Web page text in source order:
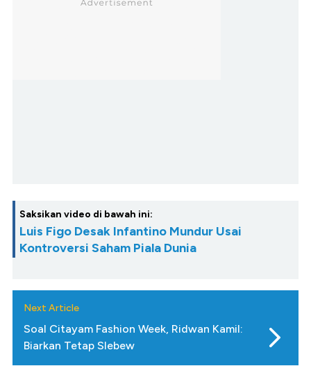
Saksikan video di bawah ini:
Luis Figo Desak Infantino Mundur Usai
Kontroversi Saham Piala Dunia
Next Article
Soal Citayam Fashion Week, Ridwan Kamil:
Biarkan Tetap Slebew